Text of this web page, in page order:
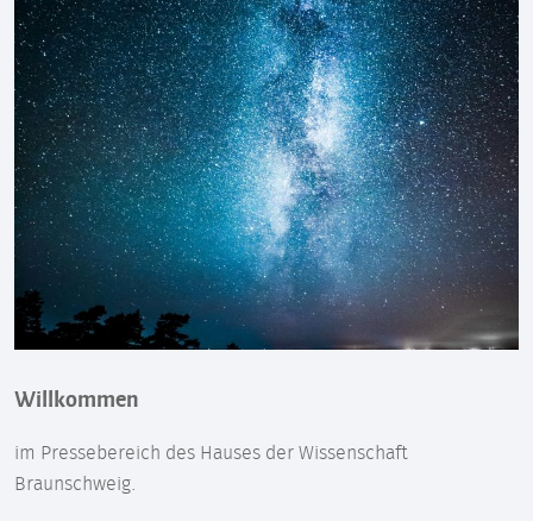
Willkommen
im Pressebereich des Hauses der Wissenschaft
Braunschweig.